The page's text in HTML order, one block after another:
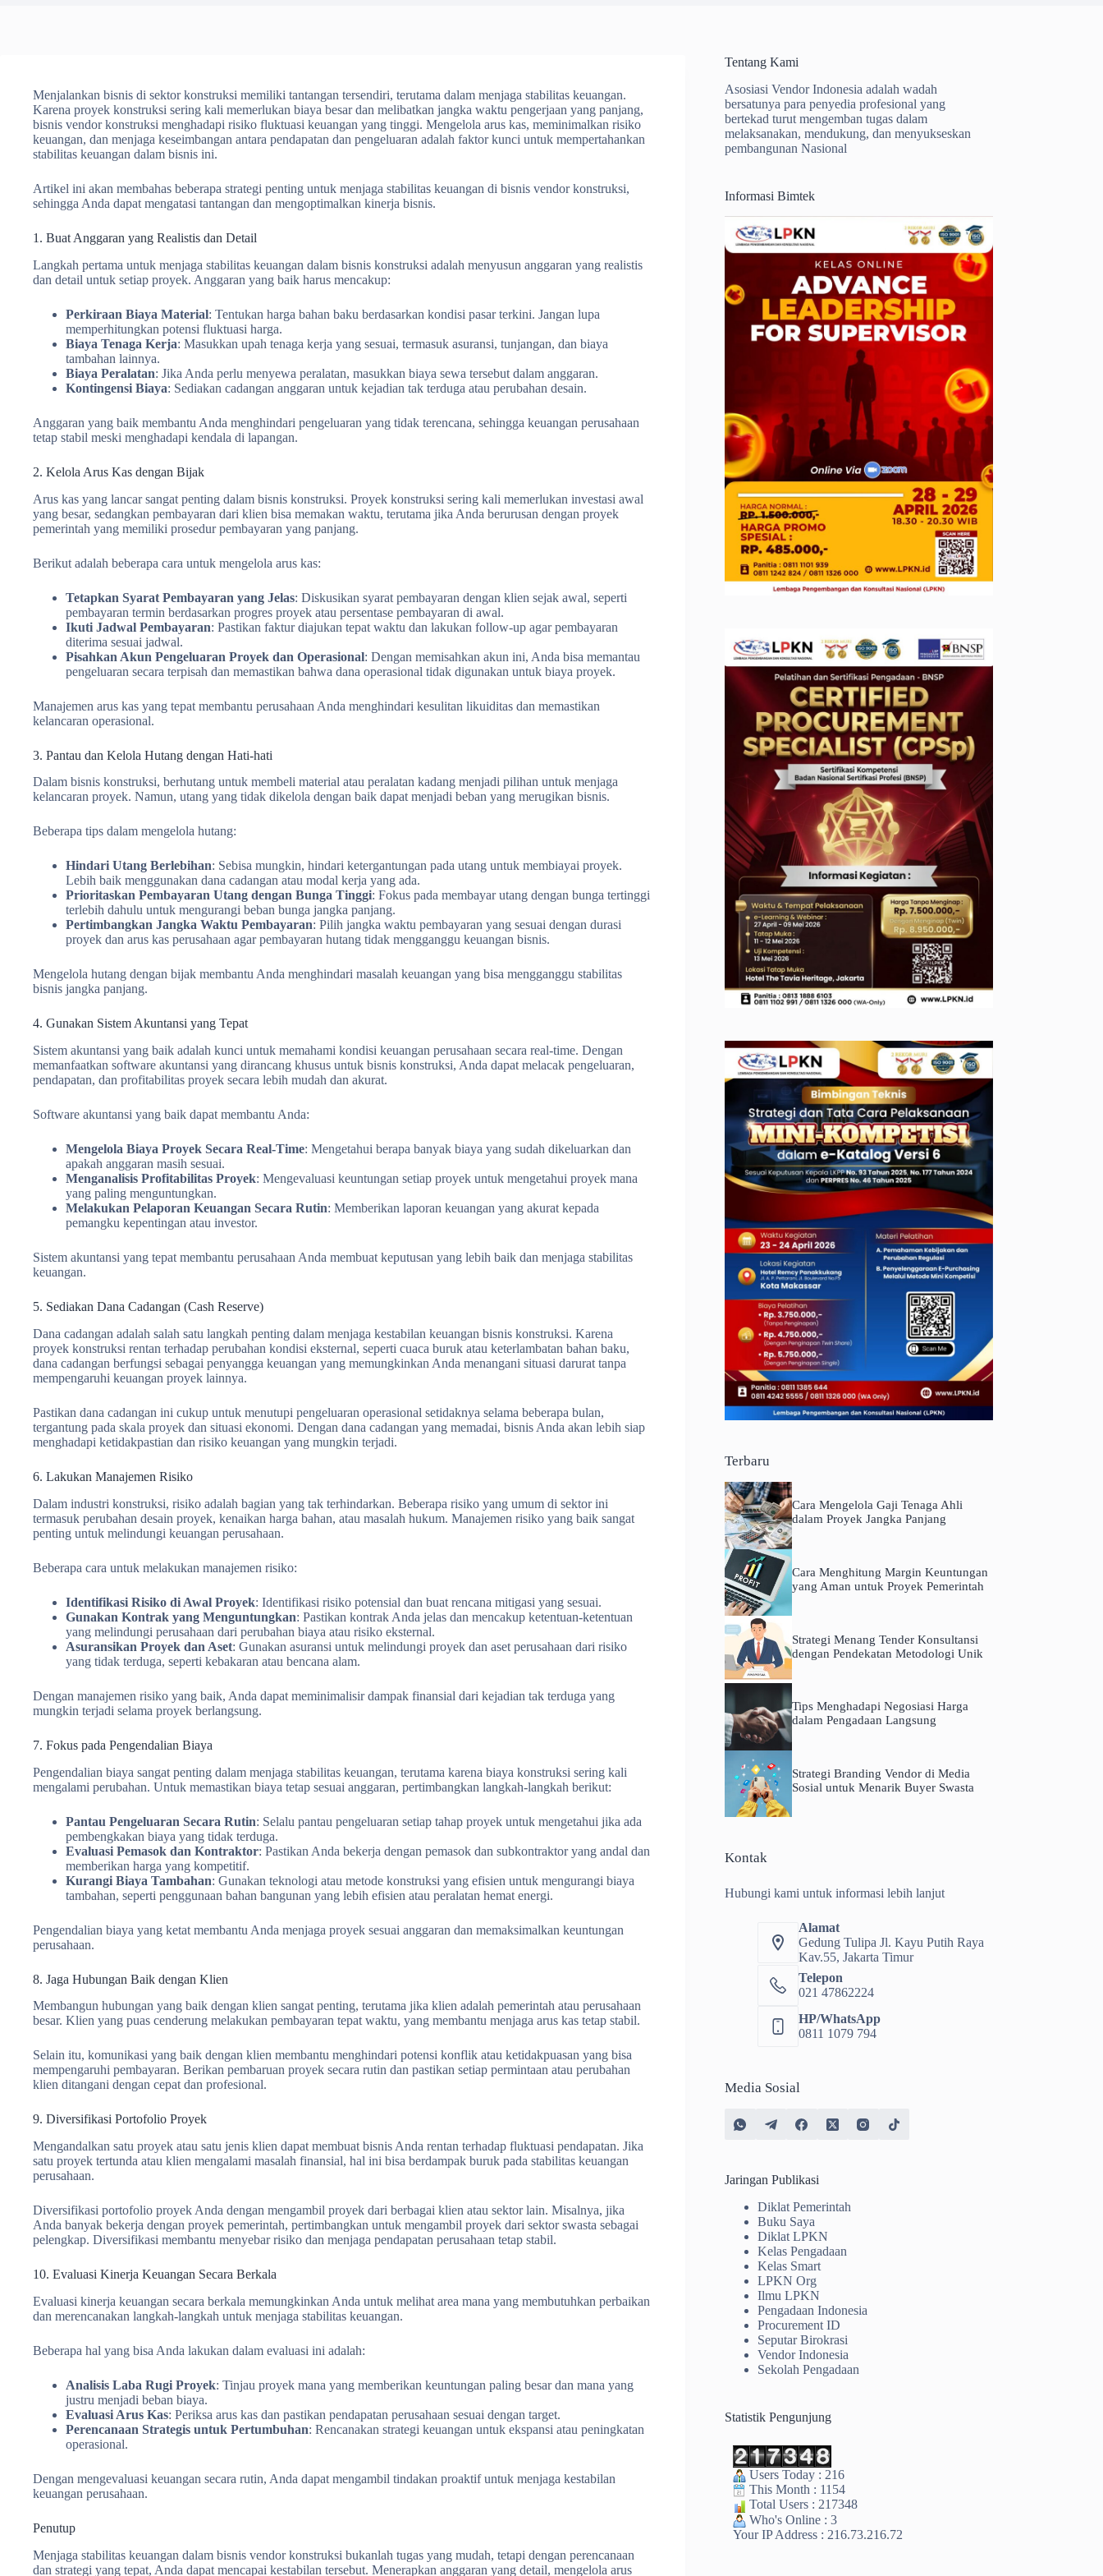
Menjalankan bisnis di sektor konstruksi memiliki tantangan tersendiri, terutama dalam menjaga stabilitas keuangan.
Karena proyek konstruksi sering kali memerlukan biaya besar dan melibatkan jangka waktu pengerjaan yang panjang,
bisnis vendor konstruksi menghadapi risiko fluktuasi keuangan yang tinggi. Mengelola arus kas, meminimalkan risiko
keuangan, dan menjaga keseimbangan antara pendapatan dan pengeluaran adalah faktor kunci untuk mempertahankan
stabilitas keuangan dalam bisnis ini.
Artikel ini akan membahas beberapa strategi penting untuk menjaga stabilitas keuangan di bisnis vendor konstruksi,
sehingga Anda dapat mengatasi tantangan dan mengoptimalkan kinerja bisnis.
1. Buat Anggaran yang Realistis dan Detail
Langkah pertama untuk menjaga stabilitas keuangan dalam bisnis konstruksi adalah menyusun anggaran yang realistis
dan detail untuk setiap proyek. Anggaran yang baik harus mencakup:
Perkiraan Biaya Material: Tentukan harga bahan baku berdasarkan kondisi pasar terkini. Jangan lupa
memperhitungkan potensi fluktuasi harga.
Biaya Tenaga Kerja: Masukkan upah tenaga kerja yang sesuai, termasuk asuransi, tunjangan, dan biaya
tambahan lainnya.
Biaya Peralatan: Jika Anda perlu menyewa peralatan, masukkan biaya sewa tersebut dalam anggaran.
Kontingensi Biaya: Sediakan cadangan anggaran untuk kejadian tak terduga atau perubahan desain.
Anggaran yang baik membantu Anda menghindari pengeluaran yang tidak terencana, sehingga keuangan perusahaan
tetap stabil meski menghadapi kendala di lapangan.
2. Kelola Arus Kas dengan Bijak
Arus kas yang lancar sangat penting dalam bisnis konstruksi. Proyek konstruksi sering kali memerlukan investasi awal
yang besar, sedangkan pembayaran dari klien bisa memakan waktu, terutama jika Anda berurusan dengan proyek
pemerintah yang memiliki prosedur pembayaran yang panjang.
Berikut adalah beberapa cara untuk mengelola arus kas:
Tetapkan Syarat Pembayaran yang Jelas: Diskusikan syarat pembayaran dengan klien sejak awal, seperti
pembayaran termin berdasarkan progres proyek atau persentase pembayaran di awal.
Ikuti Jadwal Pembayaran: Pastikan faktur diajukan tepat waktu dan lakukan follow-up agar pembayaran
diterima sesuai jadwal.
Pisahkan Akun Pengeluaran Proyek dan Operasional: Dengan memisahkan akun ini, Anda bisa memantau
pengeluaran secara terpisah dan memastikan bahwa dana operasional tidak digunakan untuk biaya proyek.
Manajemen arus kas yang tepat membantu perusahaan Anda menghindari kesulitan likuiditas dan memastikan
kelancaran operasional.
3. Pantau dan Kelola Hutang dengan Hati-hati
Dalam bisnis konstruksi, berhutang untuk membeli material atau peralatan kadang menjadi pilihan untuk menjaga
kelancaran proyek. Namun, utang yang tidak dikelola dengan baik dapat menjadi beban yang merugikan bisnis.
Beberapa tips dalam mengelola hutang:
Hindari Utang Berlebihan: Sebisa mungkin, hindari ketergantungan pada utang untuk membiayai proyek.
Lebih baik menggunakan dana cadangan atau modal kerja yang ada.
Prioritaskan Pembayaran Utang dengan Bunga Tinggi: Fokus pada membayar utang dengan bunga tertinggi
terlebih dahulu untuk mengurangi beban bunga jangka panjang.
Pertimbangkan Jangka Waktu Pembayaran: Pilih jangka waktu pembayaran yang sesuai dengan durasi
proyek dan arus kas perusahaan agar pembayaran hutang tidak mengganggu keuangan bisnis.
Mengelola hutang dengan bijak membantu Anda menghindari masalah keuangan yang bisa mengganggu stabilitas
bisnis jangka panjang.
4. Gunakan Sistem Akuntansi yang Tepat
Sistem akuntansi yang baik adalah kunci untuk memahami kondisi keuangan perusahaan secara real-time. Dengan
memanfaatkan software akuntansi yang dirancang khusus untuk bisnis konstruksi, Anda dapat melacak pengeluaran,
pendapatan, dan profitabilitas proyek secara lebih mudah dan akurat.
Software akuntansi yang baik dapat membantu Anda:
Mengelola Biaya Proyek Secara Real-Time: Mengetahui berapa banyak biaya yang sudah dikeluarkan dan
apakah anggaran masih sesuai.
Menganalisis Profitabilitas Proyek: Mengevaluasi keuntungan setiap proyek untuk mengetahui proyek mana
yang paling menguntungkan.
Melakukan Pelaporan Keuangan Secara Rutin: Memberikan laporan keuangan yang akurat kepada
pemangku kepentingan atau investor.
Sistem akuntansi yang tepat membantu perusahaan Anda membuat keputusan yang lebih baik dan menjaga stabilitas
keuangan.
5. Sediakan Dana Cadangan (Cash Reserve)
Dana cadangan adalah salah satu langkah penting dalam menjaga kestabilan keuangan bisnis konstruksi. Karena
proyek konstruksi rentan terhadap perubahan kondisi eksternal, seperti cuaca buruk atau keterlambatan bahan baku,
dana cadangan berfungsi sebagai penyangga keuangan yang memungkinkan Anda menangani situasi darurat tanpa
mempengaruhi keuangan proyek lainnya.
Pastikan dana cadangan ini cukup untuk menutupi pengeluaran operasional setidaknya selama beberapa bulan,
tergantung pada skala proyek dan situasi ekonomi. Dengan dana cadangan yang memadai, bisnis Anda akan lebih siap
menghadapi ketidakpastian dan risiko keuangan yang mungkin terjadi.
6. Lakukan Manajemen Risiko
Dalam industri konstruksi, risiko adalah bagian yang tak terhindarkan. Beberapa risiko yang umum di sektor ini
termasuk perubahan desain proyek, kenaikan harga bahan, atau masalah hukum. Manajemen risiko yang baik sangat
penting untuk melindungi keuangan perusahaan.
Beberapa cara untuk melakukan manajemen risiko:
Identifikasi Risiko di Awal Proyek: Identifikasi risiko potensial dan buat rencana mitigasi yang sesuai.
Gunakan Kontrak yang Menguntungkan: Pastikan kontrak Anda jelas dan mencakup ketentuan-ketentuan
yang melindungi perusahaan dari perubahan biaya atau risiko eksternal.
Asuransikan Proyek dan Aset: Gunakan asuransi untuk melindungi proyek dan aset perusahaan dari risiko
yang tidak terduga, seperti kebakaran atau bencana alam.
Dengan manajemen risiko yang baik, Anda dapat meminimalisir dampak finansial dari kejadian tak terduga yang
mungkin terjadi selama proyek berlangsung.
7. Fokus pada Pengendalian Biaya
Pengendalian biaya sangat penting dalam menjaga stabilitas keuangan, terutama karena biaya konstruksi sering kali
mengalami perubahan. Untuk memastikan biaya tetap sesuai anggaran, pertimbangkan langkah-langkah berikut:
Pantau Pengeluaran Secara Rutin: Selalu pantau pengeluaran setiap tahap proyek untuk mengetahui jika ada
pembengkakan biaya yang tidak terduga.
Evaluasi Pemasok dan Kontraktor: Pastikan Anda bekerja dengan pemasok dan subkontraktor yang andal dan
memberikan harga yang kompetitif.
Kurangi Biaya Tambahan: Gunakan teknologi atau metode konstruksi yang efisien untuk mengurangi biaya
tambahan, seperti penggunaan bahan bangunan yang lebih efisien atau peralatan hemat energi.
Pengendalian biaya yang ketat membantu Anda menjaga proyek sesuai anggaran dan memaksimalkan keuntungan
perusahaan.
8. Jaga Hubungan Baik dengan Klien
Membangun hubungan yang baik dengan klien sangat penting, terutama jika klien adalah pemerintah atau perusahaan
besar. Klien yang puas cenderung melakukan pembayaran tepat waktu, yang membantu menjaga arus kas tetap stabil.
Selain itu, komunikasi yang baik dengan klien membantu menghindari potensi konflik atau ketidakpuasan yang bisa
mempengaruhi pembayaran. Berikan pembaruan proyek secara rutin dan pastikan setiap permintaan atau perubahan
klien ditangani dengan cepat dan profesional.
9. Diversifikasi Portofolio Proyek
Mengandalkan satu proyek atau satu jenis klien dapat membuat bisnis Anda rentan terhadap fluktuasi pendapatan. Jika
satu proyek tertunda atau klien mengalami masalah finansial, hal ini bisa berdampak buruk pada stabilitas keuangan
perusahaan.
Diversifikasi portofolio proyek Anda dengan mengambil proyek dari berbagai klien atau sektor lain. Misalnya, jika
Anda banyak bekerja dengan proyek pemerintah, pertimbangkan untuk mengambil proyek dari sektor swasta sebagai
pelengkap. Diversifikasi membantu menyebar risiko dan menjaga pendapatan perusahaan tetap stabil.
10. Evaluasi Kinerja Keuangan Secara Berkala
Evaluasi kinerja keuangan secara berkala memungkinkan Anda untuk melihat area mana yang membutuhkan perbaikan
dan merencanakan langkah-langkah untuk menjaga stabilitas keuangan.
Beberapa hal yang bisa Anda lakukan dalam evaluasi ini adalah:
Analisis Laba Rugi Proyek: Tinjau proyek mana yang memberikan keuntungan paling besar dan mana yang
justru menjadi beban biaya.
Evaluasi Arus Kas: Periksa arus kas dan pastikan pendapatan perusahaan sesuai dengan target.
Perencanaan Strategis untuk Pertumbuhan: Rencanakan strategi keuangan untuk ekspansi atau peningkatan
operasional.
Dengan mengevaluasi keuangan secara rutin, Anda dapat mengambil tindakan proaktif untuk menjaga kestabilan
keuangan perusahaan.
Penutup
Menjaga stabilitas keuangan dalam bisnis vendor konstruksi bukanlah tugas yang mudah, tetapi dengan perencanaan
dan strategi yang tepat, Anda dapat mencapai kestabilan tersebut. Menerapkan anggaran yang detail, mengelola arus
Tentang Kami
Asosiasi Vendor Indonesia adalah wadah
bersatunya para penyedia profesional yang
bertekad turut mengemban tugas dalam
melaksanakan, mendukung, dan menyukseskan
pembangunan Nasional
Informasi Bimtek
Terbaru
Cara Mengelola Gaji Tenaga Ahli
dalam Proyek Jangka Panjang
Cara Menghitung Margin Keuntungan
yang Aman untuk Proyek Pemerintah
Strategi Menang Tender Konsultansi
dengan Pendekatan Metodologi Unik
Tips Menghadapi Negosiasi Harga
dalam Pengadaan Langsung
Strategi Branding Vendor di Media
Sosial untuk Menarik Buyer Swasta
Kontak
Hubungi kami untuk informasi lebih lanjut
Alamat
Gedung Tulipa Jl. Kayu Putih Raya
Kav.55, Jakarta Timur
Telepon
021 47862224
HP/WhatsApp
0811 1079 794
Media Sosial
Jaringan Publikasi
Diklat Pemerintah
Buku Saya
Diklat LPKN
Kelas Pengadaan
Kelas Smart
LPKN Org
Ilmu LPKN
Pengadaan Indonesia
Procurement ID
Seputar Birokrasi
Vendor Indonesia
Sekolah Pengadaan
Statistik Pengunjung
Users Today : 216
This Month : 1154
Total Users : 217348
Who's Online : 3
Your IP Address : 216.73.216.72